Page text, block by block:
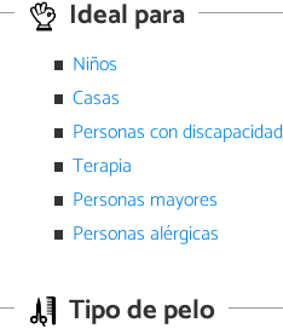
Ideal para
Niños
Casas
Personas con discapacidad
Terapia
Personas mayores
Personas alérgicas
Tipo de pelo